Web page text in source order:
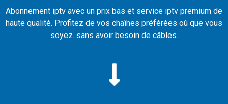
Abonnement iptv avec un prix bas et service iptv premium de
haute qualité. Profitez de vos chaînes préférées où que vous
soyez. sans avoir besoin de câbles.